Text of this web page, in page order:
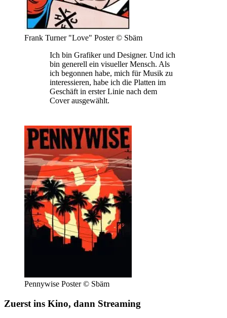
Frank Turner "Love" Poster © Sbäm
Ich bin Grafiker und Designer. Und ich
bin generell ein visueller Mensch. Als
ich begonnen habe, mich für Musik zu
interessieren, habe ich die Platten im
Geschäft in erster Linie nach dem
Cover ausgewählt.
Pennywise Poster © Sbäm
Zuerst ins Kino, dann Streaming